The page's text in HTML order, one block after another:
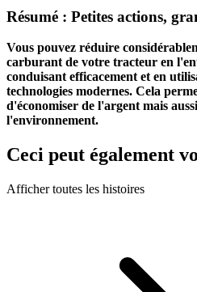
Résumé : Petites actions,
Vous pouvez réduire
carburant de votre tracteur en
conduisant efficacement et en
technologies modernes. Cela
d'économiser de l'argent mais
l'environnement.
Ceci peut également
Afficher toutes les histoires